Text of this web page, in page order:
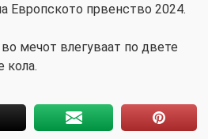
Европското првенство 2024.
мечот влегуваат по двете
кола.